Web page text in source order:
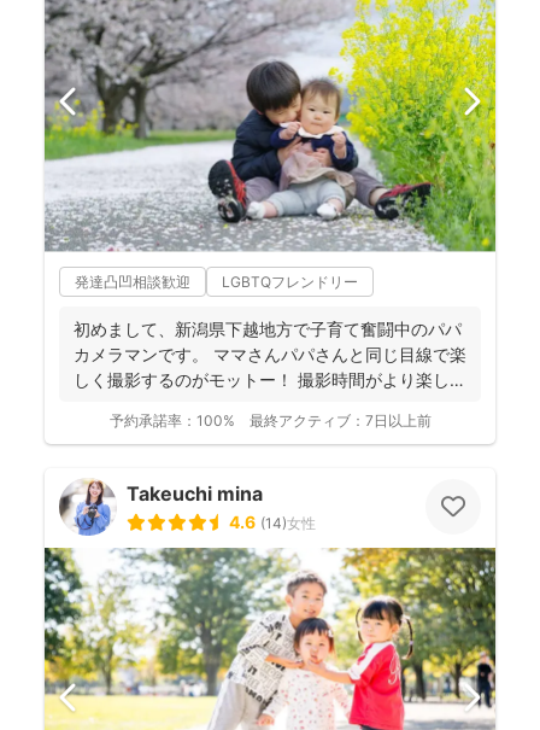
発達凸凹相談歓迎 LGBTQフレンドリー
初めまして、新潟県下越地方で子育て奮闘中のパパ
カメラマンです。 ママさんパパさんと同じ目線で楽
しく撮影するのがモットー！ 撮影時間がより楽しい
予約承諾率： 100% 最終アクティブ： 7日以上前
Takeuchi mina
4.6 (14)女性